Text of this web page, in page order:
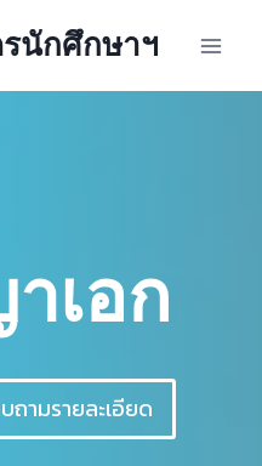
นักศึกษาฯ
เอก
ถามรายละเอียด